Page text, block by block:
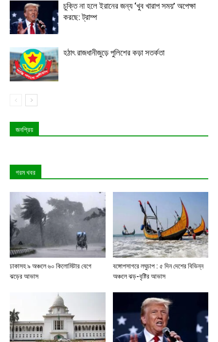
চুক্তি না হলে ইরানের জন্য ‘খুব খারাপ সময়’ অপেক্ষা
করছে: ট্রাম্প
হঠাৎ রাজধানীজুড়ে পুলিশের কড়া সতর্কতা
জনপ্রিয়
গরম খবর
ঢাকাসহ ৯ অঞ্চলে ৬০ কিলোমিটার বেগে
ঝড়ের আভাস
বঙ্গোপসাগরে লঘুচাপ : ৫ দিন দেশের বিভিন্ন
অঞ্চলে ঝড়-বৃষ্টির আভাস